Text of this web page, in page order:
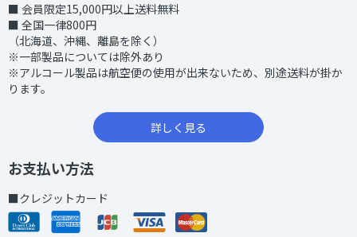
■ 会員限定15,000円以上送料無料
■ 全国一律800円
（北海道、沖縄、離島を除く）
※一部製品については除外あり
※アルコール製品は航空便の使用が出来ないため、別途送料が掛か
ります。
詳しく見る
お支払い方法
■クレジットカード